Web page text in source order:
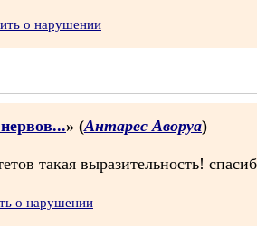
о нарушении
» (Антарес Аворуа)
такая выразительность!
о нарушении